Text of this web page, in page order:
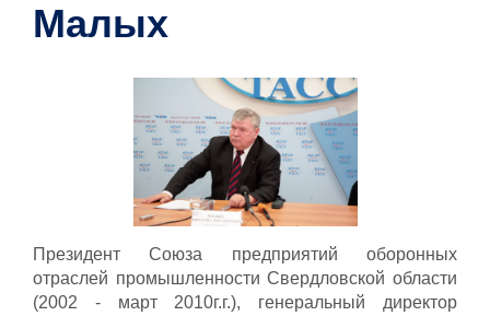
Малых
Президент Союза предприятий оборонных
отраслей промышленности Свердловской области
(2002 - март 2010г.г.), генеральный директор